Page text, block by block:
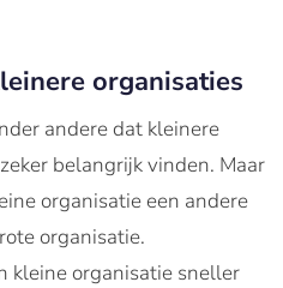
organisaties
andere dat kleinere
belangrijk vinden. Maar
organisatie een andere
organisatie.
kleine organisatie sneller